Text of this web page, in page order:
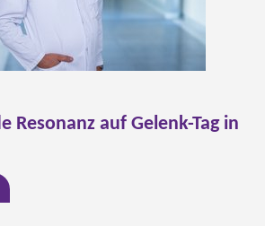
Resonanz auf Gelenk-Tag in